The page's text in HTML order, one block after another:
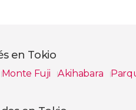
en Tokio
Monte Fuji Akihabara